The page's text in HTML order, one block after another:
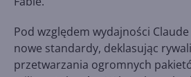
Pod względem wydajności
nowe standardy, deklasując
przetwarzania ogromnych